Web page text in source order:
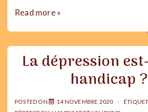
Rosenhan
l’homme
mis
PLS
Read more »
La dépression
handicap ?
POSTED ON 14 NOVEMBRE 2020